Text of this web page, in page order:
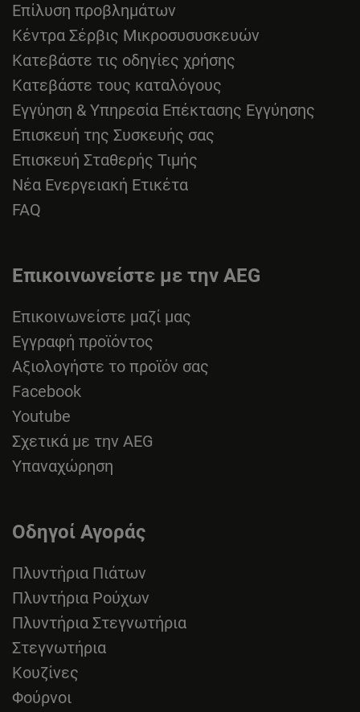
Επίλυση προβλημάτων
Κέντρα Σέρβις Μικροσυσυσκευών
Κατεβάστε τις οδηγίες χρήσης
Κατεβάστε τους καταλόγους
Εγγύηση & Υπηρεσία Επέκτασης Εγγύησης
Επισκευή της Συσκευής σας
Επισκευή Σταθερής Τιμής
Νέα Ενεργειακή Ετικέτα
FAQ
Επικοινωνείστε με την AEG
Επικοινωνείστε μαζί μας
Εγγραφή προϊόντος
Αξιολογήστε το προϊόν σας
Facebook
Youtube
Σχετικά με την AEG
Υπαναχώρηση
Οδηγοί Αγοράς
Πλυντήρια Πιάτων
Πλυντήρια Ρούχων
Πλυντήρια Στεγνωτήρια
Στεγνωτήρια
Κουζίνες
Φούρνοι